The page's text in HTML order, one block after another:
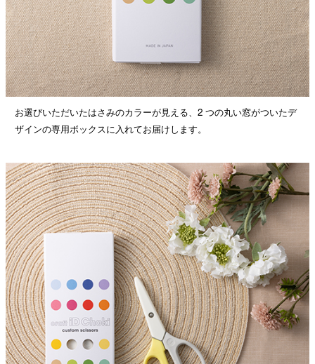
お選びいただいたはさみのカラーが見える、2 つの丸い窓がついたデ
ザインの専用ボックスに入れてお届けします。